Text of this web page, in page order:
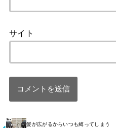
サイト
髪が広がるからいつも縛ってしまう